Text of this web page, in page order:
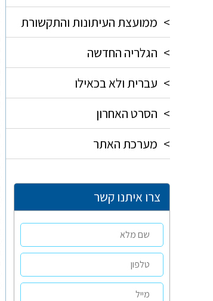
> ממועצת העיתונות והתקשורת
> הגלריה החדשה
> עברית ולא בכאילו
> הסרט האחרון
> מערכת האתר
צרו איתנו קשר